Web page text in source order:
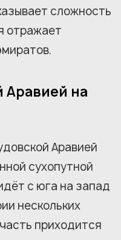
сложность
отражает
Аравией на
Аравией
сухопутной
с юга на запад
нескольких
приходится